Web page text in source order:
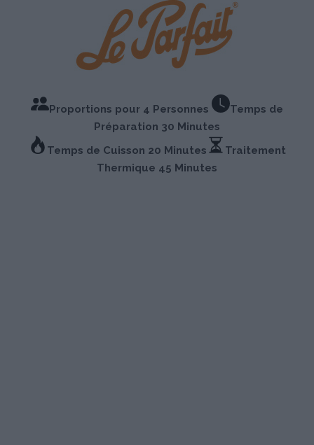
Proportions pour 4 Personnes
Temps de
Préparation 30 Minutes
Temps de Cuisson 20 Minutes
Traitement
Thermique 45 Minutes